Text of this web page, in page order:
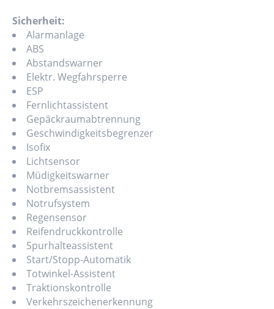
Sicherheit:
Alarmanlage
ABS
Abstandswarner
Elektr. Wegfahrsperre
ESP
Fernlichtassistent
Gepäckraumabtrennung
Geschwindigkeitsbegrenzer
Isofix
Lichtsensor
Müdigkeitswarner
Notbremsassistent
Notrufsystem
Regensensor
Reifendruckkontrolle
Spurhalteassistent
Start/Stopp-Automatik
Totwinkel-Assistent
Traktionskontrolle
Verkehrszeichenerkennung